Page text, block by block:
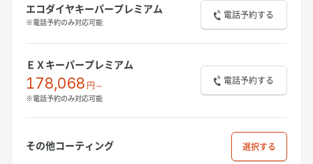
エコダイヤキーパープレミアム
※電話予約のみ対応可能
電話予約する
ＥＸキーパープレミアム
178,068 円～
※電話予約のみ対応可能
電話予約する
その他コーティング 選択